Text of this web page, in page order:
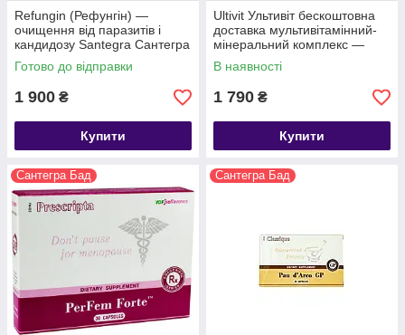
Refungin (Рефунгін) —
очищення від паразитів і
кандидозу Santegra Сантегра
Готово до відправки
1 900 ₴
Купити
Ultivit Ультивіт бескоштовна
доставка мультивітамінний-
мінеральний комплекс —
Santegra/Сантегра
В наявності
1 790 ₴
Купити
Сантегра Бад Сантегра Бад